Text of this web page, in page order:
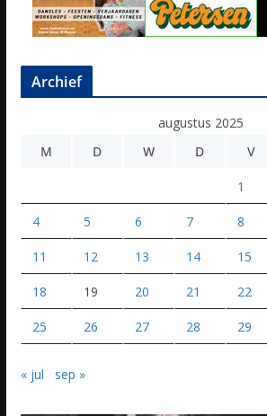
Archief
augustus 2025
M
D W D V
1
4 5 6 7 8
11 12 13 14 15
18 19 20 21 22
25 26 27 28 29
« jul sep »